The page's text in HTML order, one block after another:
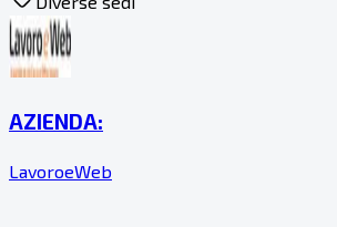
AZIENDA:
LavoroeWeb